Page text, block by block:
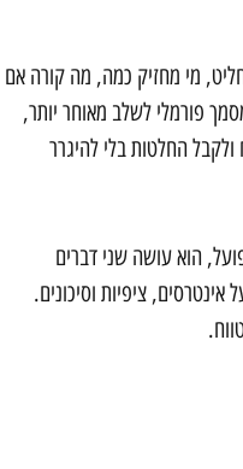
מי מחזיק כמה, מה קורה אם
פורמלי לשלב מאוחר יותר,
החלטות בלי להיגרר
הוא עושה שני דברים
ציפיות וסיכונים.